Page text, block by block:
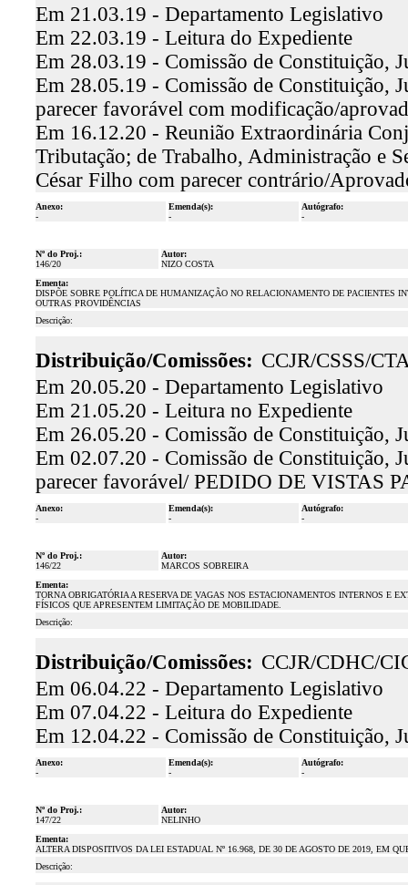
Em 21.03.19 - Departamento Legislativo
Em 22.03.19 - Leitura do Expediente
Em 28.03.19 - Comissão de Constituição,
Em 28.05.19 - Comissão de Constituição,
parecer favorável com modificação/
Em 16.12.20 - Reunião Extraordinária
Tributação; de Trabalho, Administração e
César Filho com parecer contrário/
Anexo:
-
Emenda(s):
-
Autógrafo:
-
Nº do Proj.:
146/20
Autor:
NIZO COSTA
Ementa:
DISPÕE SOBRE POLÍTICA DE HUMANIZAÇÃO NO RELACIONAMENTO DE PACIENTES
OUTRAS PROVIDÊNCIAS
Descrição:
Distribuição/Comissões: CCJR/CSSS/
Em 20.05.20 - Departamento Legislativo
Em 21.05.20 - Leitura no Expediente
Em 26.05.20 - Comissão de Constituição,
Em 02.07.20 - Comissão de Constituição,
parecer favorável/ PEDIDO DE VISTAS
Anexo:
-
Emenda(s):
-
Autógrafo:
-
Nº do Proj.:
146/22
Autor:
MARCOS SOBREIRA
Ementa:
TORNA OBRIGATÓRIA A RESERVA DE VAGAS NOS ESTACIONAMENTOS INTERNOS E
FÍSICOS QUE APRESENTEM LIMITAÇÃO DE MOBILIDADE.
Descrição:
Distribuição/Comissões: CCJR/CDHC/
Em 06.04.22 - Departamento Legislativo
Em 07.04.22 - Leitura do Expediente
Em 12.04.22 - Comissão de Constituição,
Anexo:
-
Emenda(s):
-
Autógrafo:
-
Nº do Proj.:
147/22
Autor:
NELINHO
Ementa:
ALTERA DISPOSITIVOS DA LEI ESTADUAL Nº 16.968, DE 30 DE AGOSTO DE 2019, EM
Descrição: